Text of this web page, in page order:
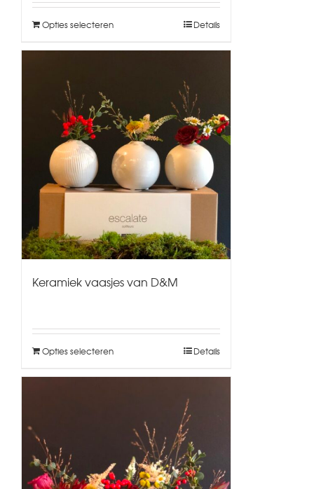
Opties selecteren Details
Keramiek vaasjes van D&M
Opties selecteren Details